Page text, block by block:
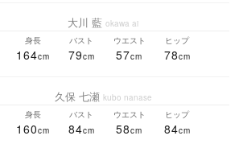
大川 藍 okawa ai
身長
164
バスト
79
ウエスト
57
ヒップ
78
久保 七瀬 kubo nanase
身長
160
バスト
84
ウエスト
58
ヒップ
84